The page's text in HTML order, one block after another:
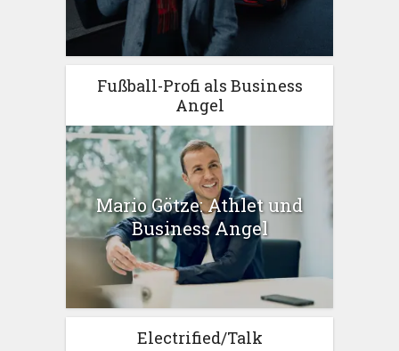
Fußball-Profi als Business
Angel
Mario Götze: Athlet und
Business Angel
Electrified/Talk